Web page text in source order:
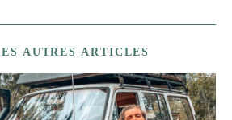
AUTRES ARTICLES